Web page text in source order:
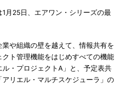
月25日、エアワン・シリーズの最
や組織の壁を越えて、情報共有を
ト管理機能をはじめすべての機能
・プロジェクトA」と、予定表共
リエル・マルチスケジューラ」の